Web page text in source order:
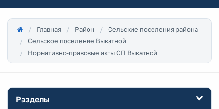
Главная Район
Сельские поселения района
Сельское поселение Выкатной
Нормативно-правовые акты СП Выкатной
Разделы